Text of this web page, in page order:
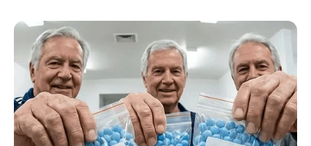
It Might Be Quentin Tarantino's Last Movie
BRAINBERRIES